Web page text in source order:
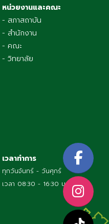
หน่วยงานและคณะ
- สภาสถาบัน
- สำนักงาน
- คณะ
- วิทยาลัย
เวลาทำการ
ทุกวันจันทร์ - วันศุกร์
เวลา 08:30 - 16:30 น.